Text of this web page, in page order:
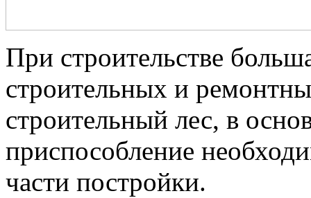
При строительстве
строительных и
строительный лес, в
приспособление
части постройки.